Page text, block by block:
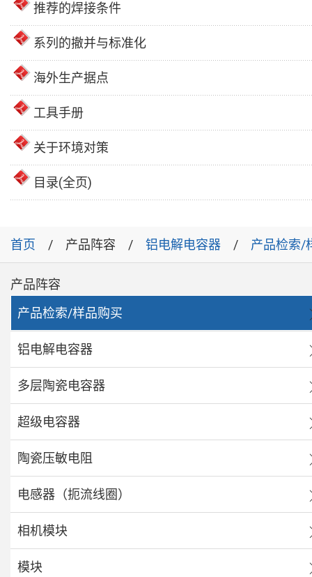
推荐的焊接条件
系列的撤并与标准化
海外生产据点
工具手册
关于环境对策
目录(全页)
首页 产品阵容 铝电解电容器 产品检索/
产品阵容
产品检索/样品购买
铝电解电容器
多层陶瓷电容器
超级电容器
陶瓷压敏电阻
电感器（扼流线圈）
相机模块
模块